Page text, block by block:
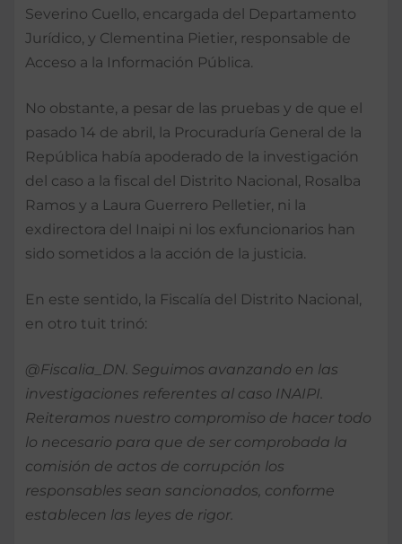
Severino Cuello, encargada del Departamento
Jurídico, y Clementina Pietier, responsable de
Acceso a la Información Pública.
No obstante, a pesar de las pruebas y de que el
pasado 14 de abril, la Procuraduría General de la
República había apoderado de la investigación
del caso a la fiscal del Distrito Nacional, Rosalba
Ramos y a Laura Guerrero Pelletier, ni la
exdirectora del Inaipi ni los exfuncionarios han
sido sometidos a la acción de la justicia.
En este sentido, la Fiscalía del Distrito Nacional,
en otro tuit trinó:
@Fiscalia_DN. Seguimos avanzando en las
investigaciones referentes al caso INAIPI.
Reiteramos nuestro compromiso de hacer todo
lo necesario para que de ser comprobada la
comisión de actos de corrupción los
responsables sean sancionados, conforme
establecen las leyes de rigor.